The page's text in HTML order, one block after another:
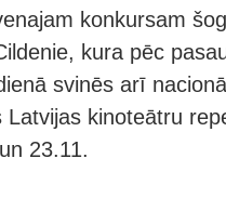
konkursam
kura pēc
svinēs arī
kinoteātru
23.11.